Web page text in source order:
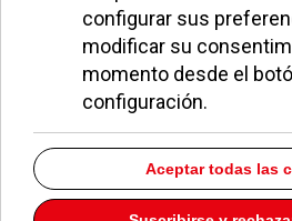
REDACCIÓN POLÍTICA 20 MARZO 2018